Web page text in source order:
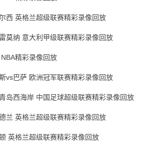
西 英格兰超级联赛精彩录像回放
莫纳 意大利甲级联赛精彩录像回放
精彩录像回放
vs巴萨 欧洲冠军联赛精彩录像回放
岛西海岸 中国足球超级联赛精彩录像回放
兰 英格兰超级联赛精彩录像回放
英格兰超级联赛精彩录像回放